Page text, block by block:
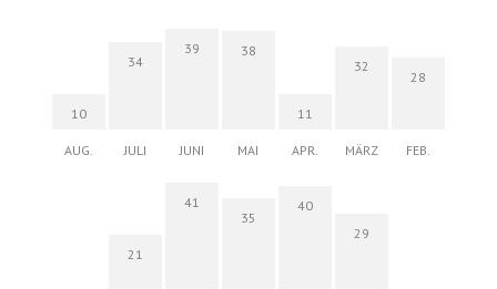
10
AUG.
34
JULI
39
JUNI
38
MAI
11
APR.
32
MÄRZ
28
FEB.
21
41
35
40
29